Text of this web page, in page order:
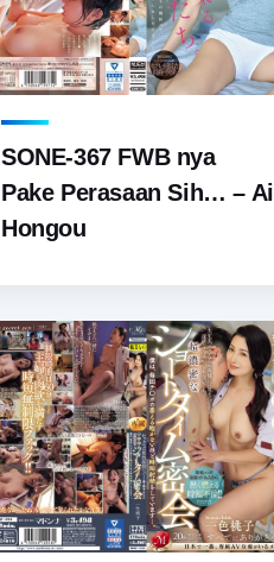
SONE-367 FWB nya
Pake Perasaan Sih… – Ai
Hongou